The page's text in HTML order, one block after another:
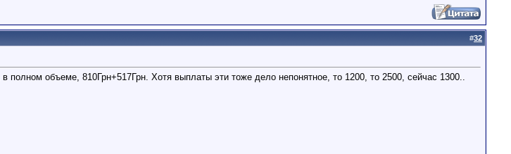
#32
объеме, 810Грн+517Грн. Хотя выплаты эти тоже дело непонятное, то 1200, то 2500, сейчас 1300..